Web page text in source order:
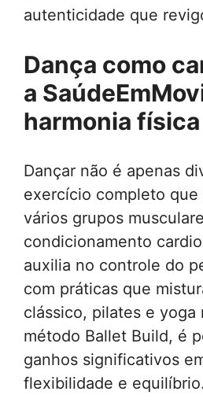
autenticidade que
Dança como
a
harmonia física
Dançar não é apenas
exercício completo que
vários grupos
condicionamento
auxilia no controle do
com práticas que
clássico, pilates e yoga
método Ballet Build, é
ganhos significativos
flexibilidade e equilíbrio.